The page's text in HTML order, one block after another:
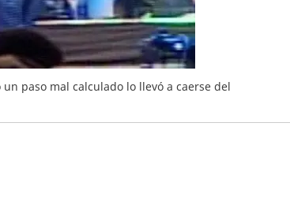
paso mal calculado lo llevó a caerse del